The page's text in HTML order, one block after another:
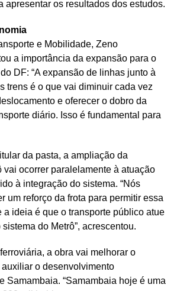
apresentar os resultados dos estudos.
e Mobilidade, Zeno
a importância da expansão para o
DF: “A expansão de linhas junto à
trens é o que vai diminuir cada vez
e oferecer o dobro da
diário. Isso é fundamental para
da pasta, a ampliação da
vai ocorrer paralelamente à atuação
à integração do sistema. “Nós
um reforço da frota para permitir essa
a ideia é que o transporte público atue
do Metrô”, acrescentou.
a obra vai melhorar o
o desenvolvimento
Samambaia. “Samambaia hoje é uma